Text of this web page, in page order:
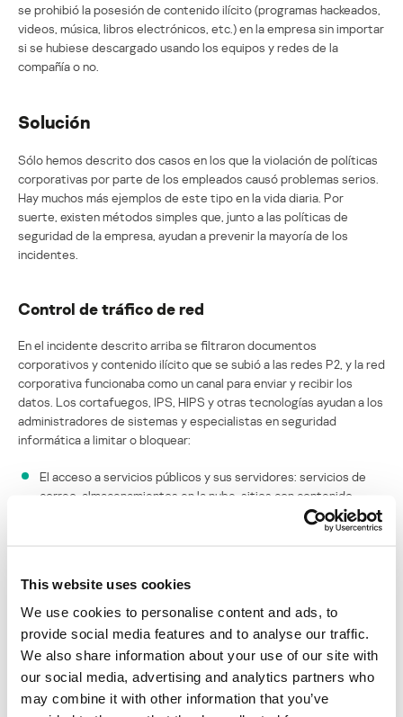
This website uses cookies
We use cookies to personalise content and ads, to
provide social media features and to analyse our traffic.
We also share information about your use of our site with
our social media, advertising and analytics partners who
may combine it with other information that you’ve
se prohibió la posesión de contenido ilícito (programas hackeados,
videos, música, libros electrónicos, etc.) en la empresa sin importar
si se hubiese descargado usando los equipos y redes de la
compañía o no.
Solución
Sólo hemos descrito dos casos en los que la violación de políticas
corporativas por parte de los empleados causó problemas serios.
Hay muchos más ejemplos de este tipo en la vida diaria. Por
suerte, existen métodos simples que, junto a las políticas de
seguridad de la empresa, ayudan a prevenir la mayoría de los
incidentes.
Control de tráfico de red
En el incidente descrito arriba se filtraron documentos
corporativos y contenido ilícito que se subió a las redes P2, y la red
corporativa funcionaba como un canal para enviar y recibir los
datos. Los cortafuegos, IPS, HIPS y otras tecnologías ayudan a los
administradores de sistemas y especialistas en seguridad
informática a limitar o bloquear:
El acceso a servicios públicos y sus servidores: servicios de
correo, almacenamientos en la nube, sitios con contenido
El envío de datos corporativos fuera de la red de la empresa
Hay que recalcar que ningún método de control del tráfico de
redes por sí sólo puede ofrecer el más alto nivel de seguridad de
redes corporativas. Para evadir las políticas de seguridad, los
empleados pueden usar métodos de codificación de tráfico,
conectarse a las copias (espejos) de servicios de Internet